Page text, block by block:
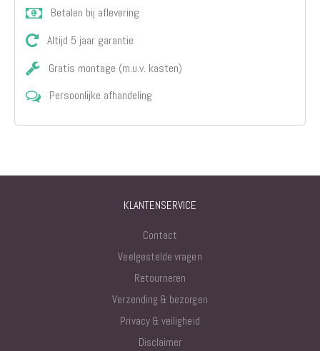
Betalen bij aflevering
Altijd 5 jaar garantie
Gratis montage (m.u.v. kasten)
Persoonlijke afhandeling
KLANTENSERVICE
Contact
Veelgestelde vragen
Retourneren
Verzending & bezorgen
Privacy & veiligheid
Disclaimer